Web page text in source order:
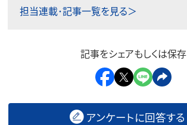
担当連載･記事一覧を見る＞
記事をシェアもしくは保存
アンケートに回答する